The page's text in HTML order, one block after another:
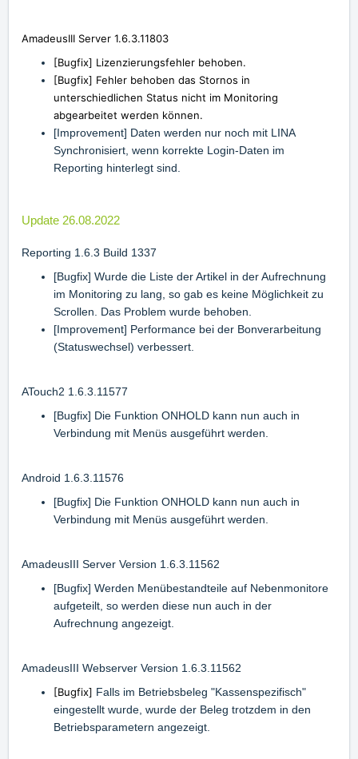
AmadeusIII Server 1.6.3.11803
[Bugfix] Lizenzierungsfehler behoben.
[Bugfix] Fehler behoben das Stornos in
unterschiedlichen Status nicht im Monitoring
abgearbeitet werden können.
[Improvement] Daten werden nur noch mit LINA
Synchronisiert, wenn korrekte Login-Daten im
Reporting hinterlegt sind.
Update 26.08.2022
Reporting 1.6.3 Build 1337
[Bugfix] Wurde die Liste der Artikel in der Aufrechnung
im Monitoring zu lang, so gab es keine Möglichkeit zu
Scrollen. Das Problem wurde behoben.
[Improvement] Performance bei der Bonverarbeitung
(Statuswechsel) verbessert.
ATouch2 1.6.3.11577
[Bugfix] Die Funktion ONHOLD kann nun auch in
Verbindung mit Menüs ausgeführt werden.
Android 1.6.3.11576
[Bugfix] Die Funktion ONHOLD kann nun auch in
Verbindung mit Menüs ausgeführt werden.
AmadeusIII Server Version 1.6.3.11562
[Bugfix] Werden Menübestandteile auf Nebenmonitore
aufgeteilt, so werden diese nun auch in der
Aufrechnung angezeigt.
AmadeusIII Webserver Version 1.6.3.11562
[Bugfix] Falls im Betriebsbeleg "Kassenspezifisch"
eingestellt wurde, wurde der Beleg trotzdem in den
Betriebsparametern angezeigt.